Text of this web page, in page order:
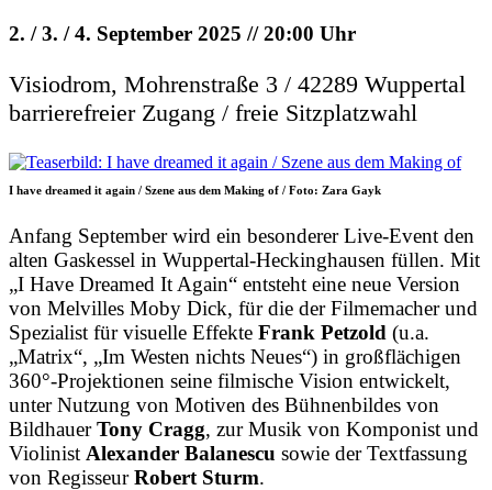
2. / 3. / 4. September 2025 // 20:00 Uhr
Visiodrom, Mohrenstraße 3 / 42289 Wuppertal
barrierefreier Zugang / freie Sitzplatzwahl
I have dreamed it again / Szene aus dem Making of / Foto: Zara Gayk
Anfang September wird ein besonderer Live-Event den
alten Gaskessel in Wuppertal-Heckinghausen füllen. Mit
„I Have Dreamed It Again“ entsteht eine neue Version
von Melvilles Moby Dick, für die der Filmemacher und
Spezialist für visuelle Effekte Frank Petzold (u.a.
„Matrix“, „Im Westen nichts Neues“) in großflächigen
360°-Projektionen seine filmische Vision entwickelt,
unter Nutzung von Motiven des Bühnenbildes von
BildhauerTony Cragg, zur Musik von Komponist und
Violinist Alexander Balanescu sowie der Textfassung
von RegisseurRobert Sturm.